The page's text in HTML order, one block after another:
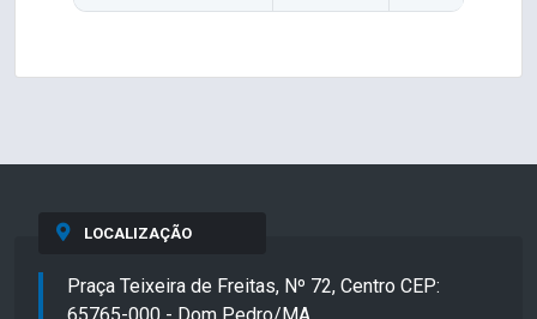
LOCALIZAÇÃO
Praça Teixeira de Freitas, Nº 72, Centro CEP: